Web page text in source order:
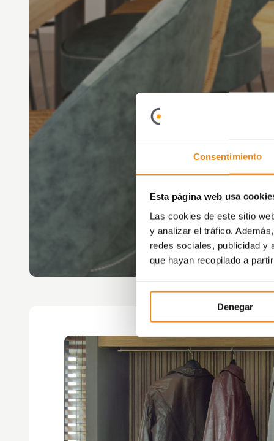
Consentimiento
Esta página web usa
Las cookies de este sitio
y analizar el tráfico.
redes sociales, publicidad y
que hayan recopilado a
Denegar